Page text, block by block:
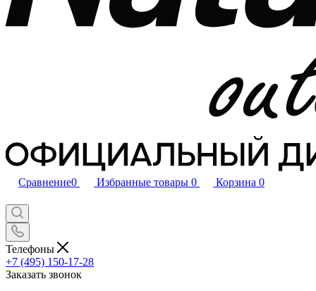
Сравнение0 Избранные товары 0 Корзина 0
Телефоны
+7 (495) 150-17-28
Заказать звонок